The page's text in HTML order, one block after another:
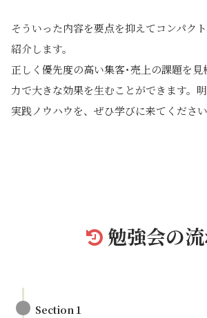
そういった内容を要点を抑えてコンパク
紹介します。
正しく優先度の高い集客･売上の課題を
力で大きな効果を生むことができます。
実践ノウハウを、ぜひ学びに来てください
勉強会の
Section１